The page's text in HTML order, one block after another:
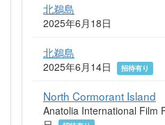
北鵜島
2025年6月18日
北鵜島
2025年6月14日 招待有り
North Cormorant Island
Anatolia International Film